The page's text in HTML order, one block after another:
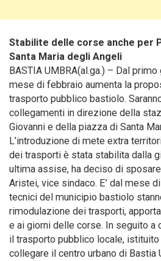
Stabilite delle corse anche per
Santa Maria degli Angeli
BASTIA UMBRA(al.ga.) – Dal
mese di febbraio aumenta la
trasporto pubblico bastiolo.
collegamenti in direzione della
Giovanni e della piazza di Santa
L’introduzione di mete extra
dei trasporti è stata stabilita dalla
ultima assise, ha deciso di
Aristei, vice sindaco. E’ dal mese
tecnici del municipio bastiolo
rimodulazione dei trasporti,
e ai giorni delle corse. In seguito a
il trasporto pubblico locale, istituito
collegare il centro urbano di Bastia